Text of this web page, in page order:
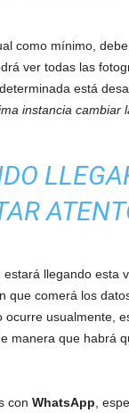
como mínimo,
ver todas las
está
instancia cambiar
llegando esta
que comerá los
ocurre usualmente,
manera que habrá
con WhatsApp ,